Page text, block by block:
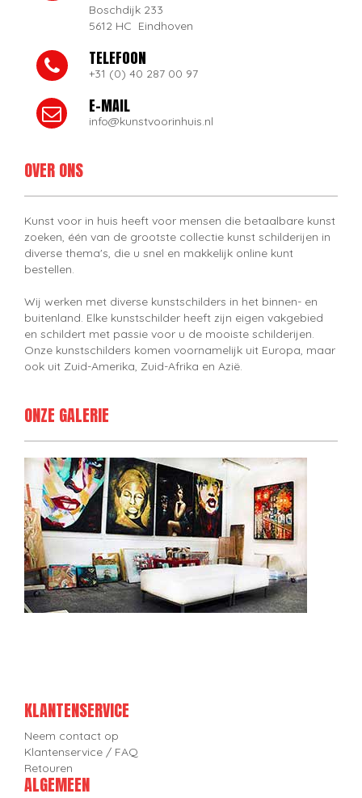
Boschdijk 233
5612 HC Eindhoven
TELEFOON
+31 (0) 40 287 00 97
E-MAIL
info@kunstvoorinhuis.nl
OVER ONS
Kunst voor in huis heeft voor mensen die betaalbare kunst
zoeken, één van de grootste collectie kunst schilderijen in
diverse thema's, die u snel en makkelijk online kunt
bestellen.
Wij werken met diverse kunstschilders in het binnen- en
buitenland. Elke kunstschilder heeft zijn eigen vakgebied
en schildert met passie voor u de mooiste schilderijen.
Onze kunstschilders komen voornamelijk uit Europa, maar
ook uit Zuid-Amerika, Zuid-Afrika en Azië.
ONZE GALERIE
KLANTENSERVICE
Neem contact op
Klantenservice / FAQ
Retouren
ALGEMEEN